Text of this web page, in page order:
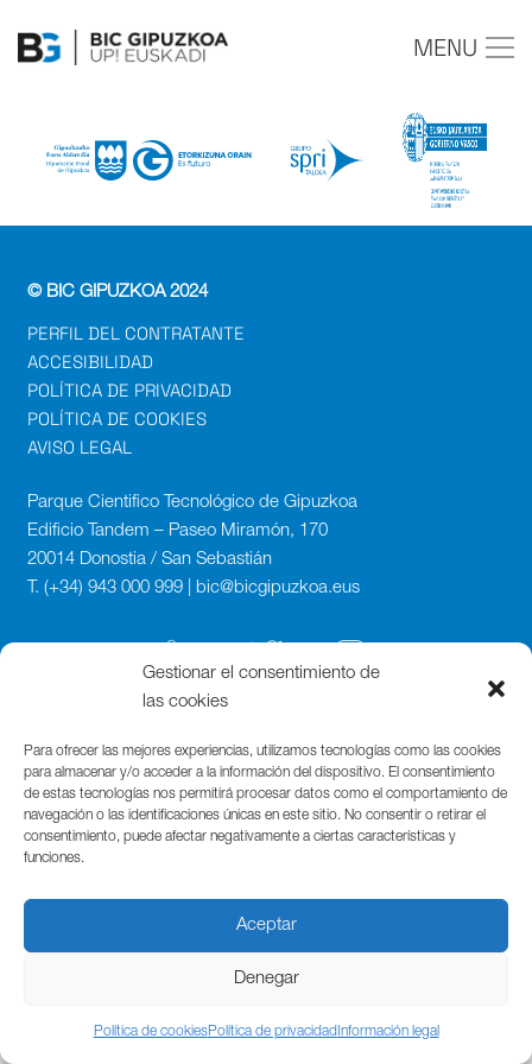
Gestionar el consentimiento de
las cookies
Para ofrecer las mejores experiencias, utilizamos tecnologías como las cookies
para almacenar y/o acceder a la información del dispositivo. El consentimiento
de estas tecnologías nos permitirá procesar datos como el comportamiento de
navegación o las identificaciones únicas en este sitio. No consentir o retirar el
consentimiento, puede afectar negativamente a ciertas características y
funciones.
Aceptar
Denegar
Política de cookiesPolítica de privacidad Información legal
MENU
© BIC GIPUZKOA 2024
PERFIL DEL CONTRATANTE
ACCESIBILIDAD
POLÍTICA DE PRIVACIDAD
POLÍTICA DE COOKIES
AVISO LEGAL
Parque Cientifico Tecnológico de Gipuzkoa
Edificio Tandem – Paseo Miramón, 170
20014 Donostia / San Sebastián
T. (+34) 943 000 999 | bic@bicgipuzkoa.eus